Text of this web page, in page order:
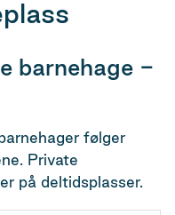
barnehage -
følger
Private
på deltidsplasser.